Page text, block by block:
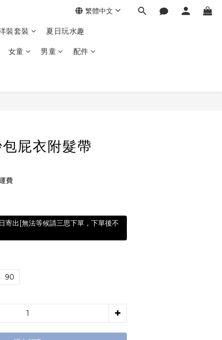
裝套裝 夏日玩水趣
女童 男童 配件
繁體中文
屁衣附髮帶
費
寄出[無法等候請三思下單，下單後不
90